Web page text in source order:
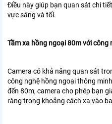
Điều này giúp bạn quan sát chi
vực sáng và tối.
Tầm xa hồng ngoại 80m với
Camera có khả năng quan sát
công nghệ hồng ngoại thông
đến 80m, camera cho phép bạn
ràng trong khoảng cách xa vào